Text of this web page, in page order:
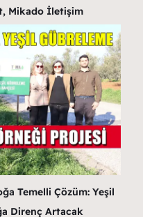
Mikado İletişim
Temelli Çözüm: Yeşil
Direnç Artacak